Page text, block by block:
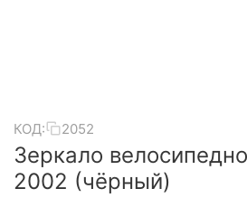
КОД: 2052
Зеркало
2002 (чёрный)